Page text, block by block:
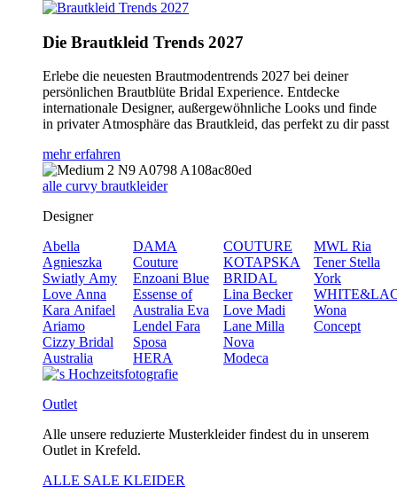
Die Brautkleid Trends 2027
Erlebe die neuesten Brautmodentrends 2027 bei deiner
persönlichen Brautblüte Bridal Experience. Entdecke
internationale Designer, außergewöhnliche Looks und finde
in privater Atmosphäre das Brautkleid, das perfekt zu dir passt
mehr erfahren
alle curvy brautkleider
Designer
Abella
Agnieszka
Swiatly Amy
Love Anna
Kara Anifael
Ariamo
Cizzy Bridal
Australia
DAMA
Couture
Enzoani Blue
Essense of
Australia Eva
Lendel Fara
Sposa
HERA
COUTURE
KOTAPSKA
BRIDAL
Lina Becker
Love Madi
Lane Milla
Nova
Modeca
MWL Ria
Tener Stella
York
Wona
Concept
Outlet
Alle unsere reduzierte Musterkleider findest du in unserem
Outlet in Krefeld.
ALLE SALE KLEIDER